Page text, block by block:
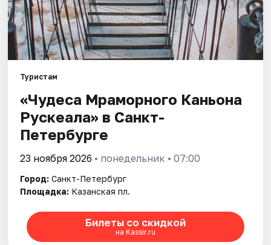
Туристам
«Чудеса Мраморного Каньона
Рускеала» в Санкт-
Петербурге
23 ноября 2026 • понедельник • 07:00
Город: Санкт-Петербург
Площадка: Казанская пл.
Билеты со скидкой
на Kassir.ru